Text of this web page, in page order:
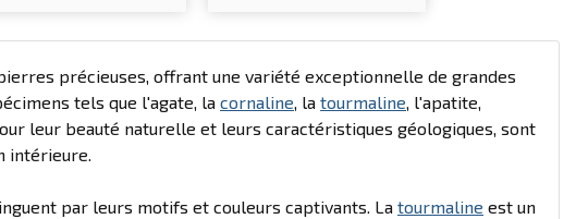
précieuses, offrant une variété exceptionnelle de grandes
tels que l'agate, la cornaline, la tourmaline, l'apatite,
leur beauté naturelle et leurs caractéristiques géologiques, sont
intérieure.
par leurs motifs et couleurs captivants. La tourmaline est un